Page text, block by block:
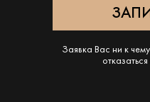
Заявка Вас ни к